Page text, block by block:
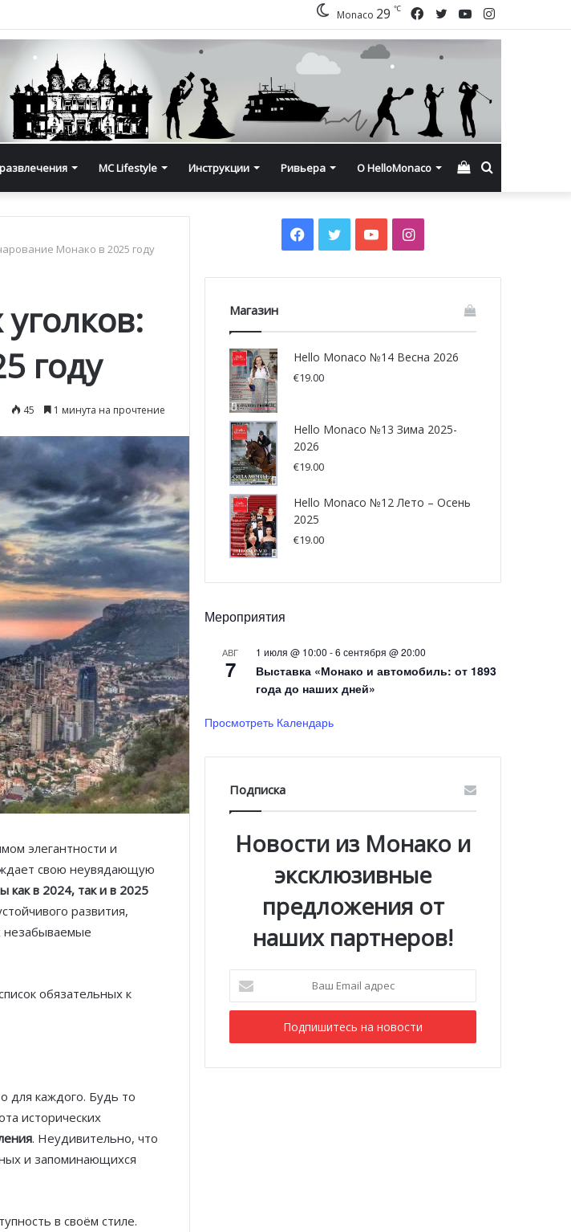
Instagram
YouTube
Twitter
Facebook
Monaco 29 ℃
MC Lifestyle Инструкции Ривьера О HelloMonaco Смотреть
Монако в 2025 году
году
45 1 минута на прочтение
элегантности и
свою неувядающую
как в 2024, так и в 2025
развития,
незабываемые
обязательных к
для каждого. Будь то
исторических
. Неудивительно, что
и запоминающихся
в своём стиле.
Facebook
TwitterYouTubeInstagram
Магазин
Hello Monaco №14 Весна 2026
€19.00
Hello Monaco №13 Зима 2025-
2026
€19.00
Hello Monaco №12 Лето – Осень
2025
€19.00
Мероприятия
АВГ
7
1 июля @ 10:00 -6 сентября @ 20:00
Выставка «Монако и автомобиль: от 1893
года до наших дней»
Просмотреть Календарь
Подписка
Новости из Монако и
эксклюзивные
предложения от
наших партнеров!
Email
адрес